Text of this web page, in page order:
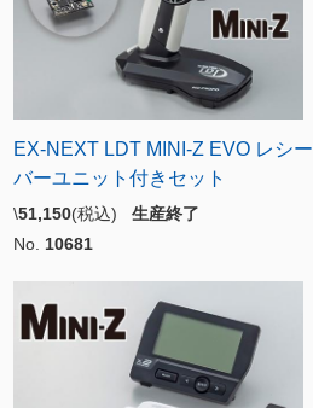
EX-NEXT LDT MINI-Z EVO レシー
バーユニット付きセット
\51,150(税込) 生産終了
No. 10681